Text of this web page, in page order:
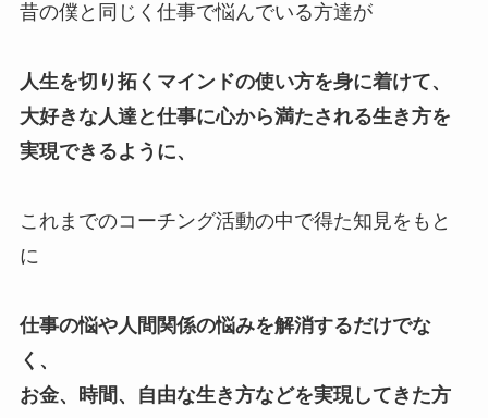
昔の僕と同じく仕事で悩んでいる方達が
人生を切り拓くマインドの使い方を身に着けて、
大好きな人達と仕事に心から満たされる生き方を
実現できるように、
これまでのコーチング活動の中で得た知見をもと
に
仕事の悩や人間関係の悩みを解消するだけでな
く、
お金、時間、自由な生き方などを実現してきた方